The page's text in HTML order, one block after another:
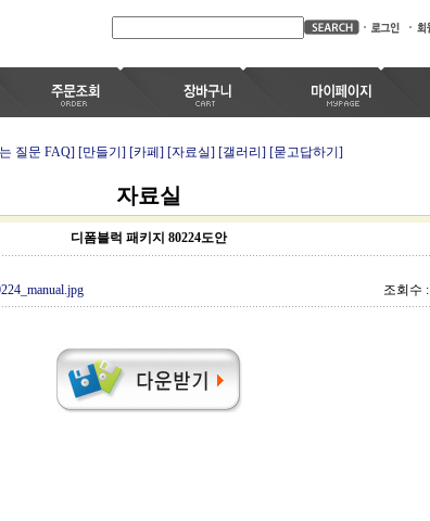
질문 FAQ] [만들기] [카페] [자료실] [갤러리] [묻고답하기]
자료실
디폼블럭 패키지 80224도안
조회수